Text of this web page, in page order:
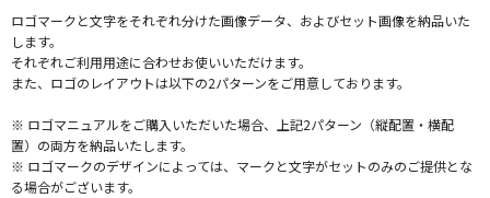
ロゴマークと文字をそれぞれ分けた画像データ、およびセット画像を納品いた
します。
それぞれご利用用途に合わせお使いいただけます。
また、ロゴのレイアウトは以下の2パターンをご用意しております。
※ ロゴマニュアルをご購入いただいた場合、上記2パターン（縦配置・横配
置）の両方を納品いたします。
※ ロゴマークのデザインによっては、マークと文字がセットのみのご提供とな
る場合がございます。